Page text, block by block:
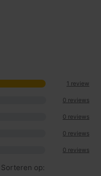
1 review
0 reviews
0 reviews
0 reviews
0 reviews
Sorteren op: